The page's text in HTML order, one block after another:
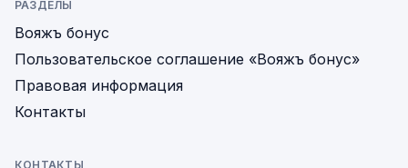
РАЗДЕЛЫ
Вояжъ бонус
Пользовательское соглашение «Вояжъ бонус»
Правовая информация
Контакты
КОНТАКТЫ